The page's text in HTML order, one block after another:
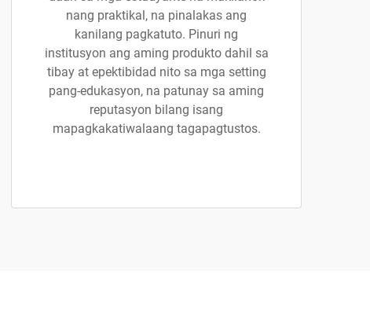
nang praktikal, na pinalakas ang
kanilang pagkatuto. Pinuri ng
institusyon ang aming produkto dahil sa
tibay at epektibidad nito sa mga setting
pang-edukasyon, na patunay sa aming
reputasyon bilang isang
mapagkakatiwalaang tagapagtustos.